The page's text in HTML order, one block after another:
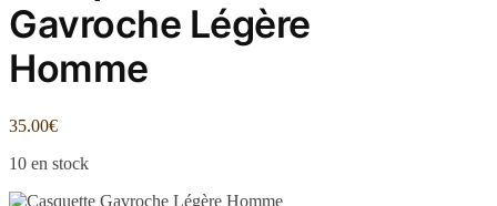
Gavroche Légère
Homme
35.00€
10 en stock